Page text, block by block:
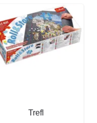
Trefl